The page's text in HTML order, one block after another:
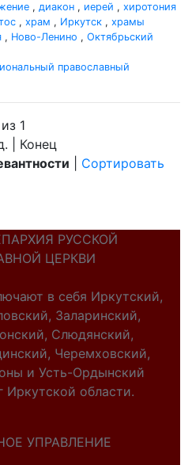
, диакон , иерей , хиротония
, храм , Иркутск , храмы
, Ново-Ленино , Октябрьский
православный
1
| Конец
Сортировать
РУССКОЙ
ЦЕРКВИ
в себя Иркутский,
Заларинский,
Слюдянский,
Черемховский,
и Усть-Ордынский
Иркутской области.
УПРАВЛЕНИЕ